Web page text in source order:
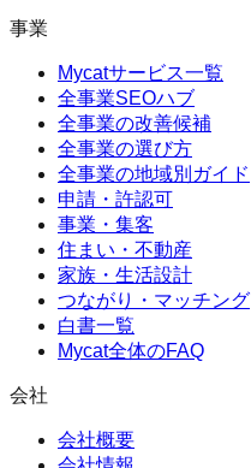
事業
Mycatサービス一覧
全事業SEOハブ
全事業の改善候補
全事業の選び方
全事業の地域別ガイド
申請・許認可
事業・集客
住まい・不動産
家族・生活設計
つながり・マッチング
白書一覧
Mycat全体のFAQ
会社
会社概要